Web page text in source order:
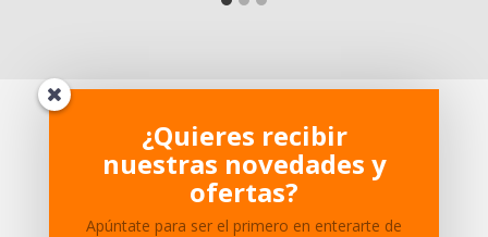
¿Te ha parecido interesante?
¿Tienes dudas sobre el
contenido?
¿Quieres recibir
nuestras novedades y
ofertas?
Apúntate para ser el primero en enterarte de